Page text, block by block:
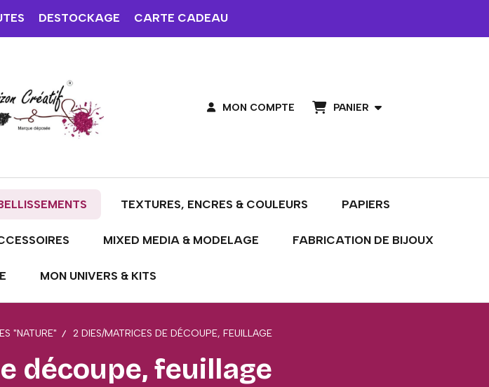
DESTOCKAGE CARTE CADEAU
MON COMPTE PANIER
TEXTURES, ENCRES & COULEURS PAPIERS
MIXED MEDIA & MODELAGE FABRICATION DE BIJOUX
MON UNIVERS & KITS
"NATURE" 2 DIES/MATRICES DE DÉCOUPE, FEUILLAGE
découpe, feuillage